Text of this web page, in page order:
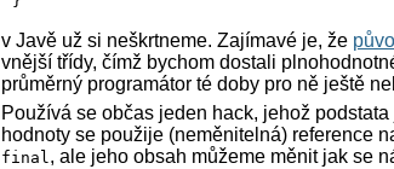
v Javě už si neškrtneme. Zajímavé je, že
vnější třídy, čímž bychom dostali
průměrný programátor té doby pro ně ještě
Používá se občas jeden hack, jehož
hodnoty se použije (neměnitelná) reference
final, ale jeho obsah můžeme měnit jak se